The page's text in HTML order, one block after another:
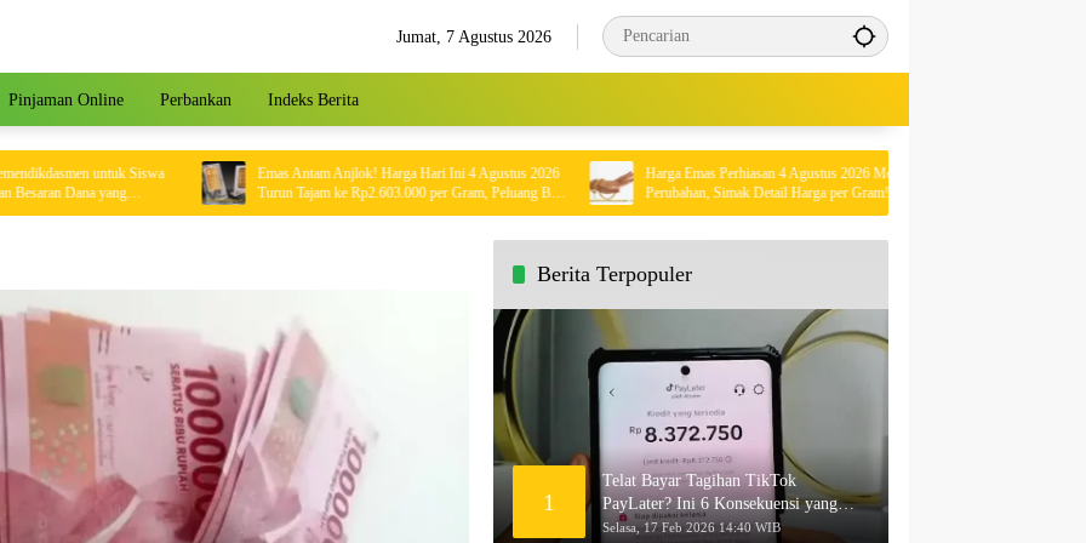
Jumat, 7 Agustus 2026
Pinjaman Online Perbankan Indeks Berita
untuk Siswa
Dana yang
Emas Antam Anjlok! Harga Hari Ini 4 Agustus 2026
Turun Tajam ke Rp2.603.000 per Gram, Peluang Beli
Emas Murah?
Harga Emas Perhiasan 4 Agustus 2026 Mengalami
Perubahan, Simak Detail Harga per Gram!
Berita Terpopuler
1
Telat Bayar Tagihan TikTok
PayLater? Ini 6 Konsekuensi yang
Akan Terjadi
Selasa, 17 Feb 2026 14:40 WIB